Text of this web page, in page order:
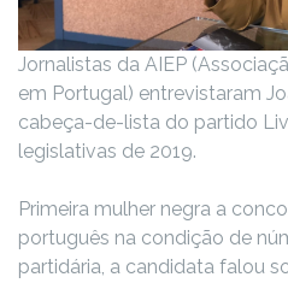
Jornalistas da AIEP
em Portugal) entrevistaram
cabeça-de-lista do partido
legislativas de 2019.
Primeira mulher negra a
português na condição de
partidária, a candidata falou